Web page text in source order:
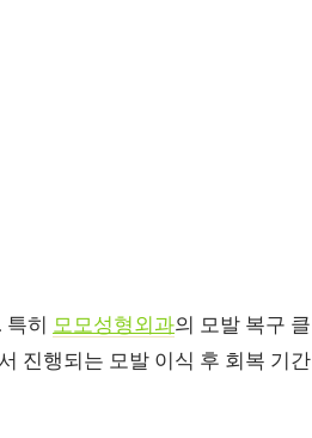
특히 모모성형외과의 모발 복구 클
진행되는 모발 이식 후 회복 기간